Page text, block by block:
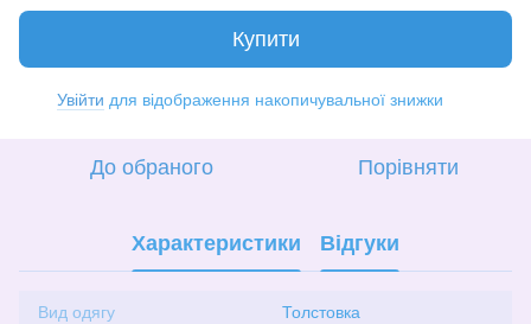
Купити
Увійти для відображення накопичувальної знижки
До обраного Порівняти
Характеристики Відгуки
Вид одягу Толстовка